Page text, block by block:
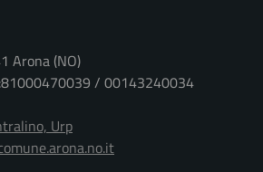
Arona (NO)
/ 00143240034
Urp